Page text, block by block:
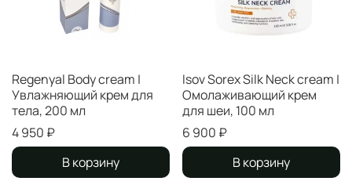
Regenyal Body cream |
Увлажняющий крем для
тела, 200 мл
4 950 ₽
В корзину
Isov Sorex Silk Neck cream |
Омолаживающий крем
для шеи, 100 мл
6 900 ₽
В корзину